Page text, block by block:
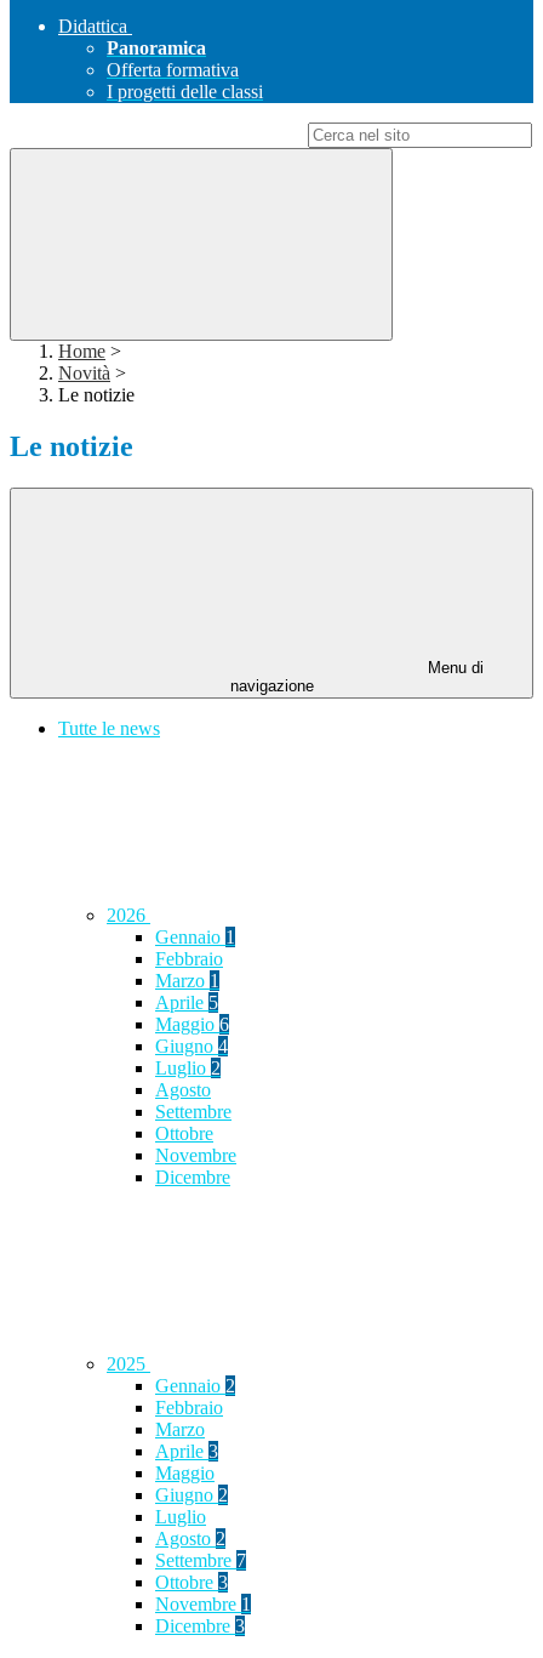
Didattica
Panoramica
Offerta formativa
I progetti delle classi
Home >
Novità >
Le notizie
Le notizie
Menu di
navigazione
Tutte le news
2026
Gennaio 1
Febbraio
Marzo 1
Aprile 5
Maggio 6
Giugno 4
Luglio 2
Agosto
Settembre
Ottobre
Novembre
Dicembre
2025
Gennaio 2
Febbraio
Marzo
Aprile 3
Maggio
Giugno 2
Luglio
Agosto 2
Settembre 7
Ottobre 3
Novembre 1
Dicembre 3